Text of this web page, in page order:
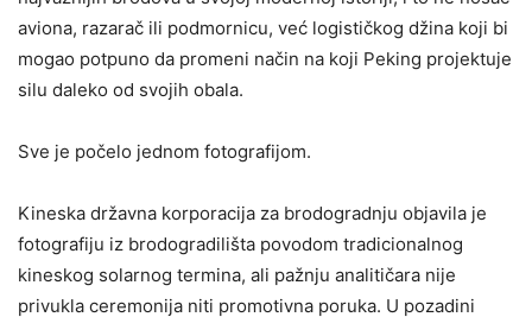
aviona, razarač ili podmornicu, već logističkog džina koji bi
mogao potpuno da promeni način na koji Peking projektuje
silu daleko od svojih obala.
Sve je počelo jednom fotografijom.
Kineska državna korporacija za brodogradnju objavila je
fotografiju iz brodogradilišta povodom tradicionalnog
kineskog solarnog termina, ali pažnju analitičara nije
privukla ceremonija niti promotivna poruka. U pozadini